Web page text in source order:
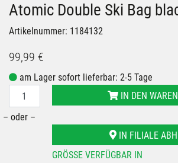
Atomic Double Ski Bag
Artikelnummer: 1184132
99,99 €
am Lager sofort lieferbar: 2-5 Tage
IN DEN
– oder –
IN FILIALE
GRÖSSE VERFÜGBAR IN